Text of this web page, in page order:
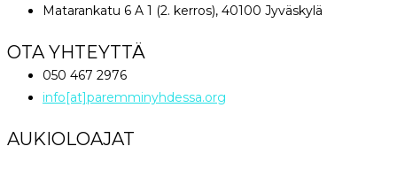
Matarankatu 6 A 1 (2. kerros), 40100 Jyväskylä
OTA YHTEYTTÄ
050 467 2976
info[at]paremminyhdessa.org
AUKIOLOAJAT